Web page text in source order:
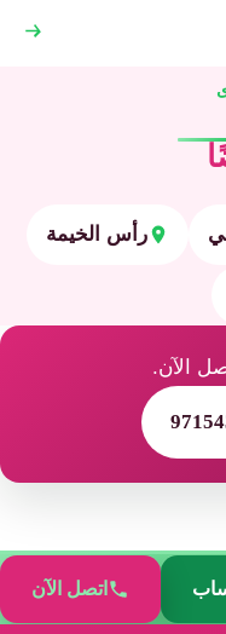
رأس الخيمة
الآن.
اتصل الآن